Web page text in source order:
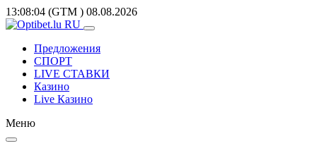
13:08:04 (GTM ) 08.08.2026
Предложения
СПОРТ
LIVE СТАВКИ
Казино
Live Казино
Меню